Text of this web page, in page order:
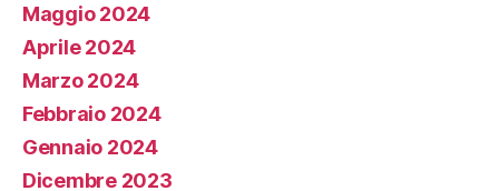
Maggio 2024
Aprile 2024
Marzo 2024
Febbraio 2024
Gennaio 2024
Dicembre 2023